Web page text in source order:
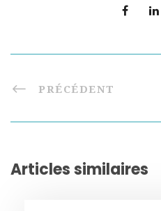
PRÉCÉDENT
Articles similaires